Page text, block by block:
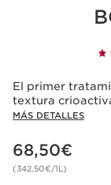
El primer
textura
MÁS DETALLES
Precio actual 68,50€
68,50€
(342,50€/1L)